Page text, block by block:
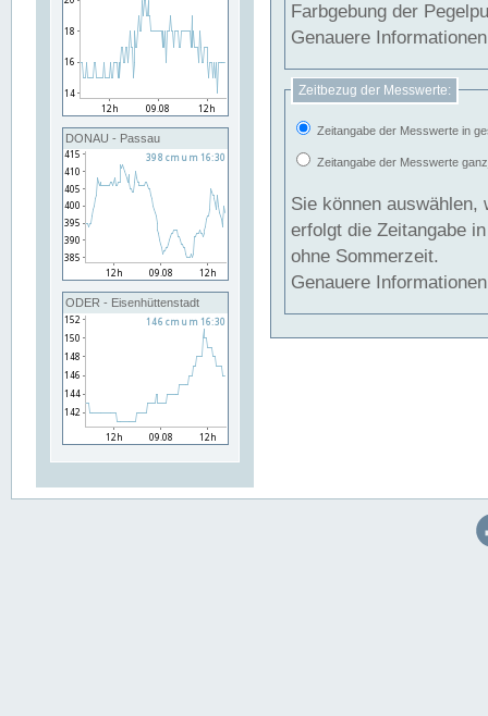
DONAU - Passau
ODER - Eisenhüttenstadt
Farbgebung der
Genauere
Zeitbezug der Messwerte:
Zeitangabe der Messwerte in
Zeitangabe der Messwerte
Sie können auswählen,
erfolgt die Zeitangabe
ohne Sommerzeit.
Genauere